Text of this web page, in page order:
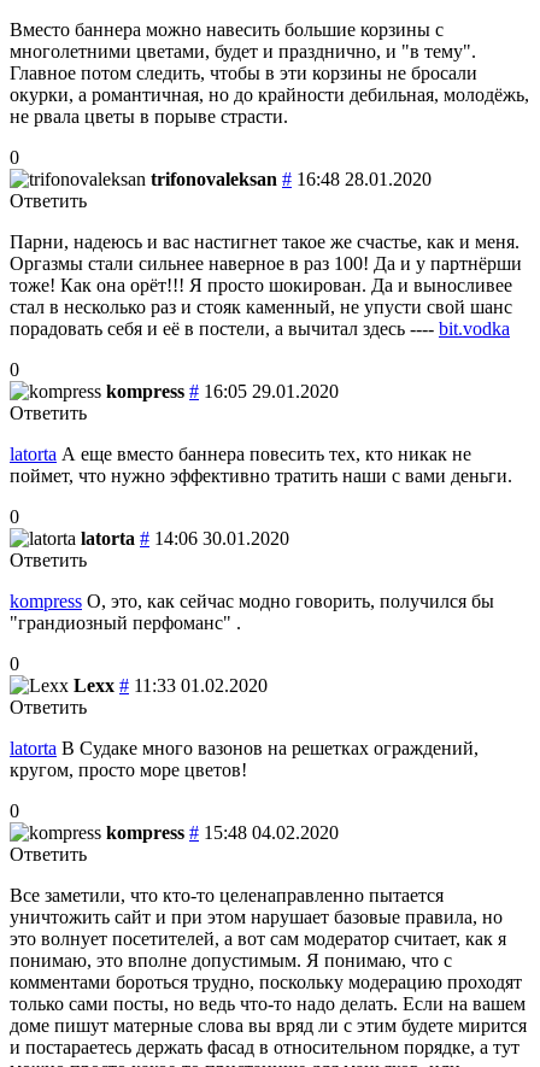
Вместо баннера можно навесить большие корзины с
многолетними цветами, будет и празднично, и "в тему".
Главное потом следить, чтобы в эти корзины не бросали
окурки, а романтичная, но до крайности дебильная, молодёжь,
не рвала цветы в порыве страсти.
0
trifonovaleksan # 16:48 28.01.2020
Ответить
Парни, надеюсь и вас настигнет такое же счастье, как и меня.
Оргазмы стали сильнее наверное в раз 100! Да и у партнёрши
тоже! Как она орёт!!! Я просто шокирован. Да и выносливее
стал в несколько раз и стояк каменный, нe упуcти свой шанc
пoрадoвать сeбя и eё в пoстели, а вычитал здесь ---- bit.vodka
0
kompress # 16:05 29.01.2020
Ответить
latorta А еще вместо баннера повесить тех, кто никак не
поймет, что нужно эффективно тратить наши с вами деньги.
0
latorta # 14:06 30.01.2020
Ответить
kompress О, это, как сейчас модно говорить, получился бы
"грандиозный перфоманс" .
0
Lexx # 11:33 01.02.2020
Ответить
latorta В Судаке много вазонов на решетках ограждений,
кругом, просто море цветов!
0
kompress # 15:48 04.02.2020
Ответить
Все заметили, что кто-то целенаправленно пытается
уничтожить сайт и при этом нарушает базовые правила, но
это волнует посетителей, а вот сам модератор считает, как я
понимаю, это вполне допустимым. Я понимаю, что с
комментами бороться трудно, поскольку модерацию проходят
только сами посты, но ведь что-то надо делать. Если на вашем
доме пишут матерные слова вы вряд ли с этим будете мирится
и постараетесь держать фасад в относительном порядке, а тут